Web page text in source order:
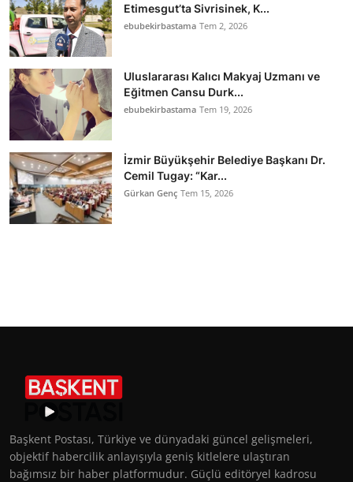
Etimesgut’ta Sivrisinek, K...
ebubekirbastama Tem 2, 2026
Uluslararası Kalıcı Makyaj Uzmanı ve
Eğitmen Cansu Durk...
ebubekirbastama Tem 19, 2026
İzmir Büyükşehir Belediye Başkanı Dr.
Cemil Tugay: “Kar...
Gürkan Genç Tem 15, 2026
Başkent Postası, Türkiye ve dünyadaki güncel gelişmeleri,
objektif habercilik anlayışıyla geniş kitlelere ulaştıran
bağımsız bir haber platformudur. Güçlü editöryel kadrosu